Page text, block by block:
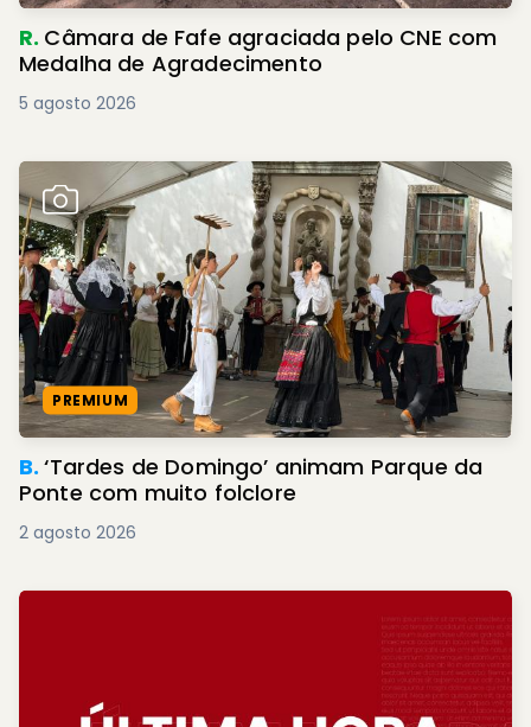
R. Câmara de Fafe agraciada pelo CNE com
Medalha de Agradecimento
5 agosto 2026
PREMIUM
B.‘Tardes de Domingo’ animam Parque da
Ponte com muito folclore
2 agosto 2026